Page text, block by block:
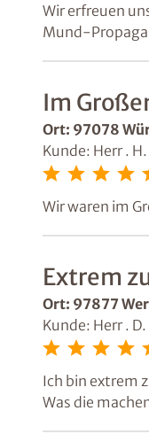
Deshalb
ursprünglich
Amler
Alle Arbeiter
Fragen.
Nein, billig ist
Richtige getan
Wir erfreuen
Mund-
Im
Ort: 97078
Kunde: Herr . H.
Wir waren im
Extrem
Ort: 97877
Kunde: Herr . D.
Ich bin extrem
Was die